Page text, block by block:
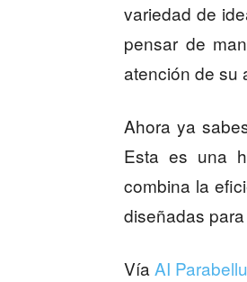
variedad de
pensar de
atención de su
Ahora ya
Esta es una
combina la
diseñadas
Vía AI